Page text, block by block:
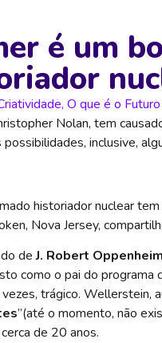
é um
, O que é o
Nolan, tem
inclusive,
historiador nuclear
Nova Jersey,
deJ. Robert
como o pai do
trágico. Wellerstein,
”(até o momento, não
de 20 anos.